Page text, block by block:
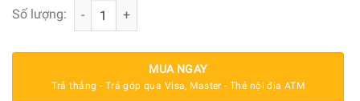
Số lượng: Máy Xay Cầm Tay Smeg HBF02CREU Cream số lượng
MUA NGAY
Trả thẳng - Trả góp qua Visa, Master - Thẻ nội địa ATM